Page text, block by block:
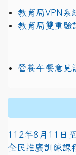
教育局VPN系
教育局雙重驗
營養午餐意見
112年8月11日
全民推廣訓練課